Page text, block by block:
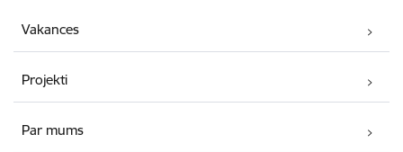
Vakances
Projekti
Par mums